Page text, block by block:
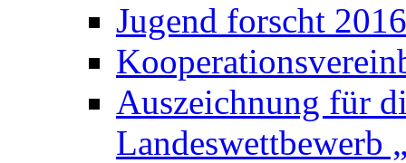
Jugend forscht 2016
Auszeichnung für
Landeswettbewerb